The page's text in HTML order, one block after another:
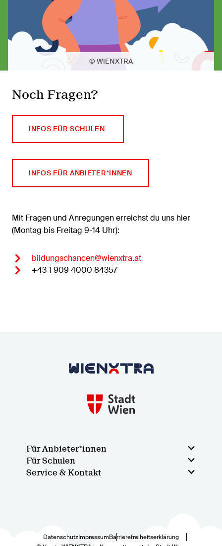
Noch Fragen?
INFOS FÜR SCHULEN
INFOS FÜR ANBIETER*INNEN
Mit Fragen und Anregungen erreichst du uns hier
(Montag bis Freitag 9-14 Uhr):
bildungschancen@wienxtra.at
+43 1 909 4000 84357
© WIENXTRA
Zurück zur Startseite
Für Anbieter*innen
Für Schulen
Service & Kontakt
DatenschutzImpressumBarrierefreiheitserklärung